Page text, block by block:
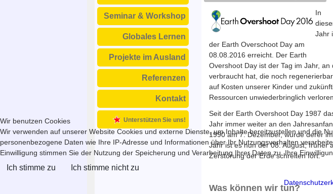
Seminar & Workshop
Globales Lernen
Projekte im Ausland
Referenzen
Kontakt
Unterstützen Sie uns!
In
Jahr
der Earth Overschoot Day am
08.08.2016 erreicht. Der Earth
Overshoot Day ist der Tag im Jahr,
verbraucht hat, die noch
auf Kosten unserer Kinder und
Ressourcen unwiederbringlich verloren.
Seit der Earth Overshoot Day 1987
Jahr immer weiter an den
1990 am 7. Dezember, wurde derer
Jahr ist es nun der 08. August, früher
Zerstörung der Erde schreiten fort.
Was können wir tun?
Wir benutzen Cookies
Wir verwenden auf unserer Website Cookies und externe Dienste, um Inhalte bereitzustellen und die
personenbezogene Daten wie Ihre IP-Adresse und Informationen über Ihr Nutzungsverhalten
Einwilligung stimmen Sie der Nutzung der Speicherung und Verarbeitung Ihrer Daten zu. Ihre
Ich stimme zu Ich stimme nicht zu